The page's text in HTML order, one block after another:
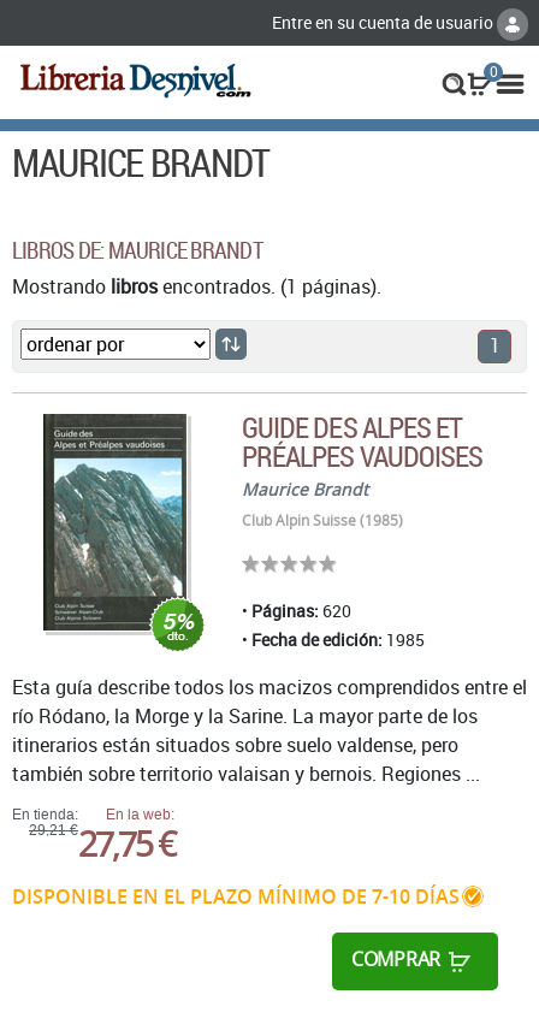
Entre en su cuenta de usuario
0
MAURICE BRANDT
LIBROS DE: MAURICE BRANDT
Mostrando librosencontrados. (1 páginas).
1
GUIDE DES ALPES ET
PRÉALPES VAUDOISES
Maurice Brandt
Club Alpin Suisse (1985)
Páginas: 620
Fecha de edición: 1985
En tienda:
29,21 €
En la web:
27,75 €
DISPONIBLE EN EL PLAZO MÍNIMO DE 7-10 DÍAS
COMPRAR
Esta guía describe todos los macizos comprendidos entre el
río Ródano, la Morge y la Sarine. La mayor parte de los
itinerarios están situados sobre suelo valdense, pero
también sobre territorio valaisan y bernois. Regiones ...